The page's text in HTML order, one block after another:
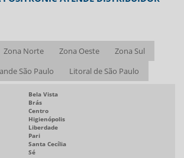
CA CC
EM INVERSOR DE FREQUÊNCIA
SERVO MOTOR
COM VARIADOR DE FREQUÊNCIA
TRIFÁSICO
PREÇO
Zona Norte Zona Oeste
Zona Sul
São Paulo Litoral de São Paulo
Bela Vista
Brás
Centro
Higienópolis
Liberdade
Pari
Santa Cecília
Sé